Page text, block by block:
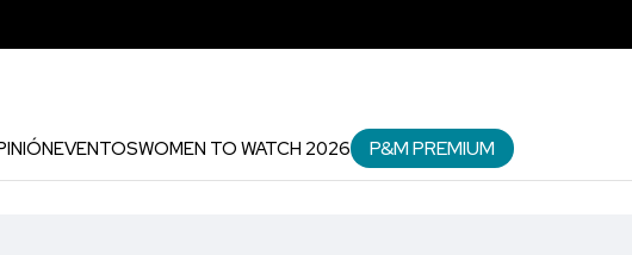
EVENTOSWOMEN TO WATCH 2026 P&M PREMIUM